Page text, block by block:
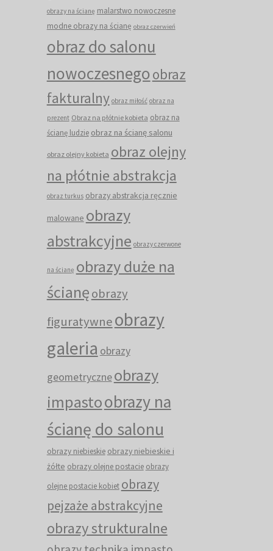
obrazy na ścianę malarstwo nowoczesne
modne obrazy na ścianę obraz czerwień
obraz do salonu
nowoczesnegoobraz
fakturalny obraz miłość obraz na
prezent Obraz na płótnie kobieta obraz na
ścianę ludzie obraz na ścianę salonu
obraz olejny kobieta obraz olejny
na płótnie abstrakcja
obraz turkus obrazy abstrakcja ręcznie
malowane obrazy
abstrakcyjne obrazy czerwone
na ścianę obrazy duże na
ścianęobrazy
figuratywneobrazy
galeria obrazy
geometryczneobrazy
impastoobrazy na
ścianę do salonu
obrazy niebieskie obrazy niebieskie i
żółte obrazy olejne postacie obrazy
olejne postacie kobiet obrazy
pejzaże abstrakcyjne
obrazy strukturalne